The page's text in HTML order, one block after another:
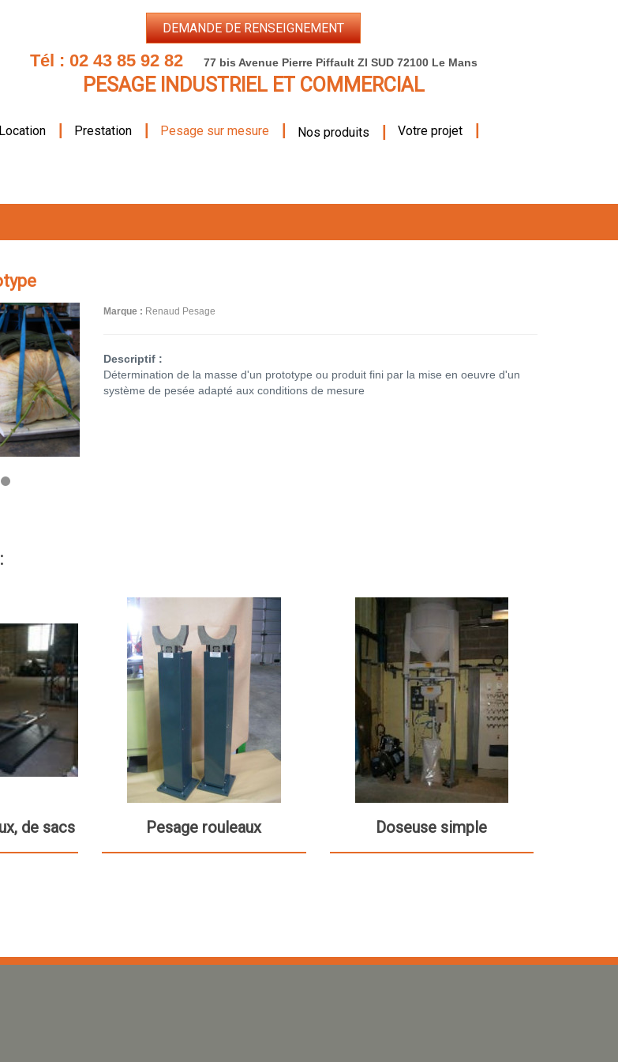
DEMANDE DE RENSEIGNEMENT
Tél : 02 43 85 92 82 77 bis Avenue Pierre Piffault ZI SUD 72100 Le Mans
PESAGE INDUSTRIEL ET COMMERCIAL
Location Prestation Pesage sur mesure Nos produits Votre projet
Marque : Renaud Pesage
Descriptif :
Détermination de la masse d'un prototype ou produit fini par la mise en oeuvre d'un
système de pesée adapté aux conditions de mesure
de sacs Pesage rouleaux Doseuse simple